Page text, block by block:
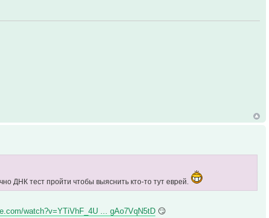
ДНК тест пройти чтобы выяснить кто-то тут еврей.
watch?v=YTiVhF_4U ... gAo7VqN5tD 😏